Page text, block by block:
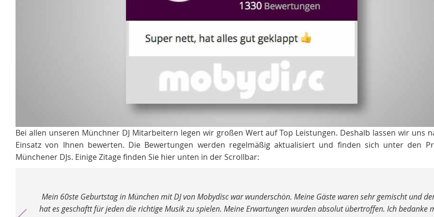
Bei allen unseren Münchner DJ Mitarbeitern legen wir großen Wert auf Top Leistungen. Deshalb lassen wir uns
Einsatz von Ihnen bewerten. Die Bewertungen werden regelmäßig aktualisiert und finden sich unter den
Münchener DJs. Einige Zitage finden Sie hier unten in der Scrollbar:
mich
Eine tolle Feier mit toller Musik und einem perfekten DJ. Wir hatten viele internationale Gäste aus dem arabischen
an unserem Messestand in München und der DJ hat das wirklich super gemacht. Zu unserem Firmenjubiläum gerne